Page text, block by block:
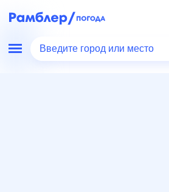
Введите город или место